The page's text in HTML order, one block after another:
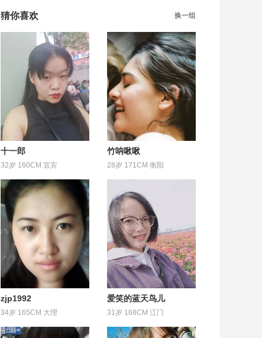
猜你喜欢 换一组
十一郎
32岁 160CM 宜宾
竹呐啾啾
28岁 171CM 衡阳
zjp1992
34岁 165CM 大理
爱笑的蓝天鸟儿
31岁 168CM 江门